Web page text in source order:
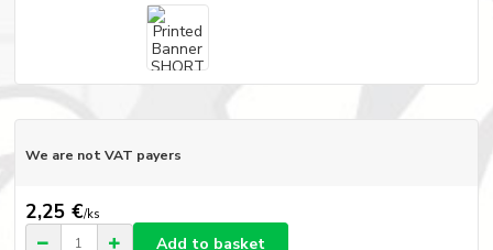
We are not VAT payers
2,25 €/ks
Add to basket